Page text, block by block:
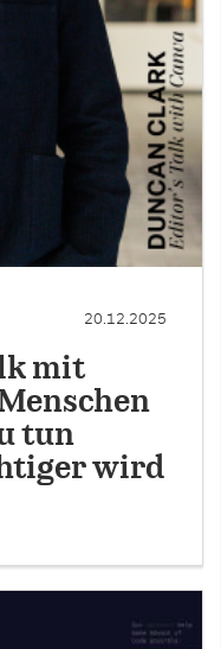
20.12.2025
mit
tun
wird